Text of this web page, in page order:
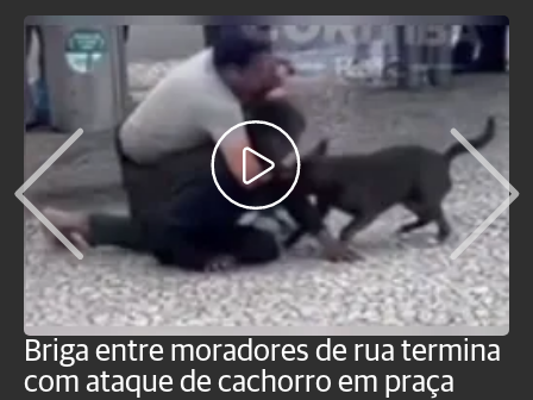
Briga entre moradores de rua termina
com ataque de cachorro em praça